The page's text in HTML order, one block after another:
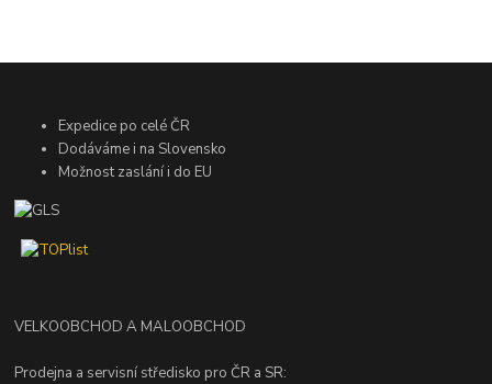
Expedice po celé ČR
Dodáváme i na Slovensko
Možnost zaslání i do EU
VELKOOBCHOD A MALOOBCHOD
Prodejna a servisní středisko pro ČR a SR: